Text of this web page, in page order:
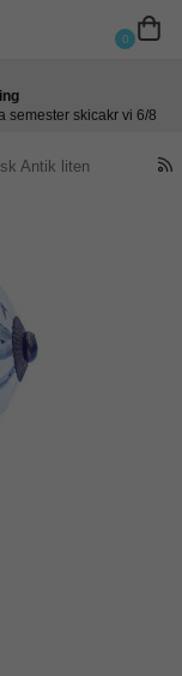
0
semester skicakr vi 6/8
Antik liten